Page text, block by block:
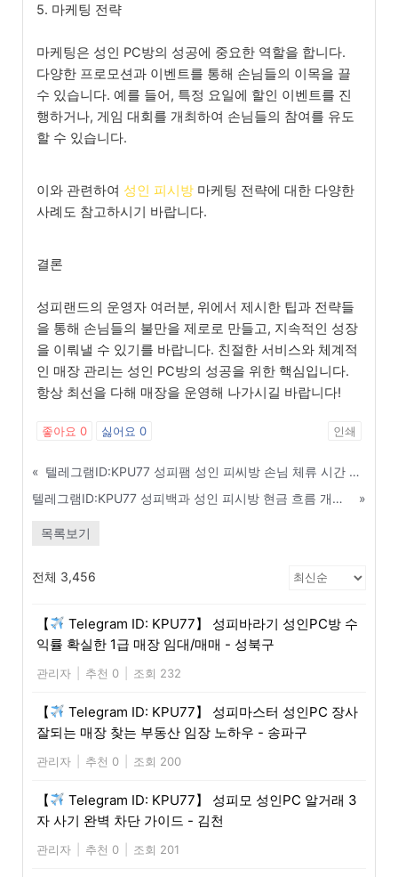
5. 마케팅 전략
마케팅은 성인 PC방의 성공에 중요한 역할을 합니다.
다양한 프로모션과 이벤트를 통해 손님들의 이목을 끌
수 있습니다. 예를 들어, 특정 요일에 할인 이벤트를 진
행하거나, 게임 대회를 개최하여 손님들의 참여를 유도
할 수 있습니다.
이와 관련하여 성인 피시방 마케팅 전략에 대한 다양한
사례도 참고하시기 바랍니다.
결론
성피랜드의 운영자 여러분, 위에서 제시한 팁과 전략들
을 통해 손님들의 불만을 제로로 만들고, 지속적인 성장
을 이뤄낼 수 있기를 바랍니다. 친절한 서비스와 체계적
인 매장 관리는 성인 PC방의 성공을 위한 핵심입니다.
항상 최선을 다해 매장을 운영해 나가시길 바랍니다!
좋아요 0 싫어요 0 인쇄
«
텔레그램ID:KPU77 성피팸 성인 피씨방 손님 체류 시간 늘리는 매장 환경 조성 팁 - 양산
텔레그램ID:KPU77 성피백과 성인 피시방 현금 흐름 개선하고 순수익 극대화하는 법 - 포항
»
목록보기
전체 3,456
【
Telegram ID: KPU77】 성피바라기 성인PC방 수
익률 확실한 1급 매장 임대/매매 - 성북구
관리자 추천 0 조회 232
【
Telegram ID: KPU77】 성피마스터 성인PC 장사
잘되는 매장 찾는 부동산 임장 노하우 - 송파구
관리자 추천 0 조회 200
【
Telegram ID: KPU77】 성피모 성인PC 알거래 3
자 사기 완벽 차단 가이드 - 김천
관리자 추천 0 조회 201